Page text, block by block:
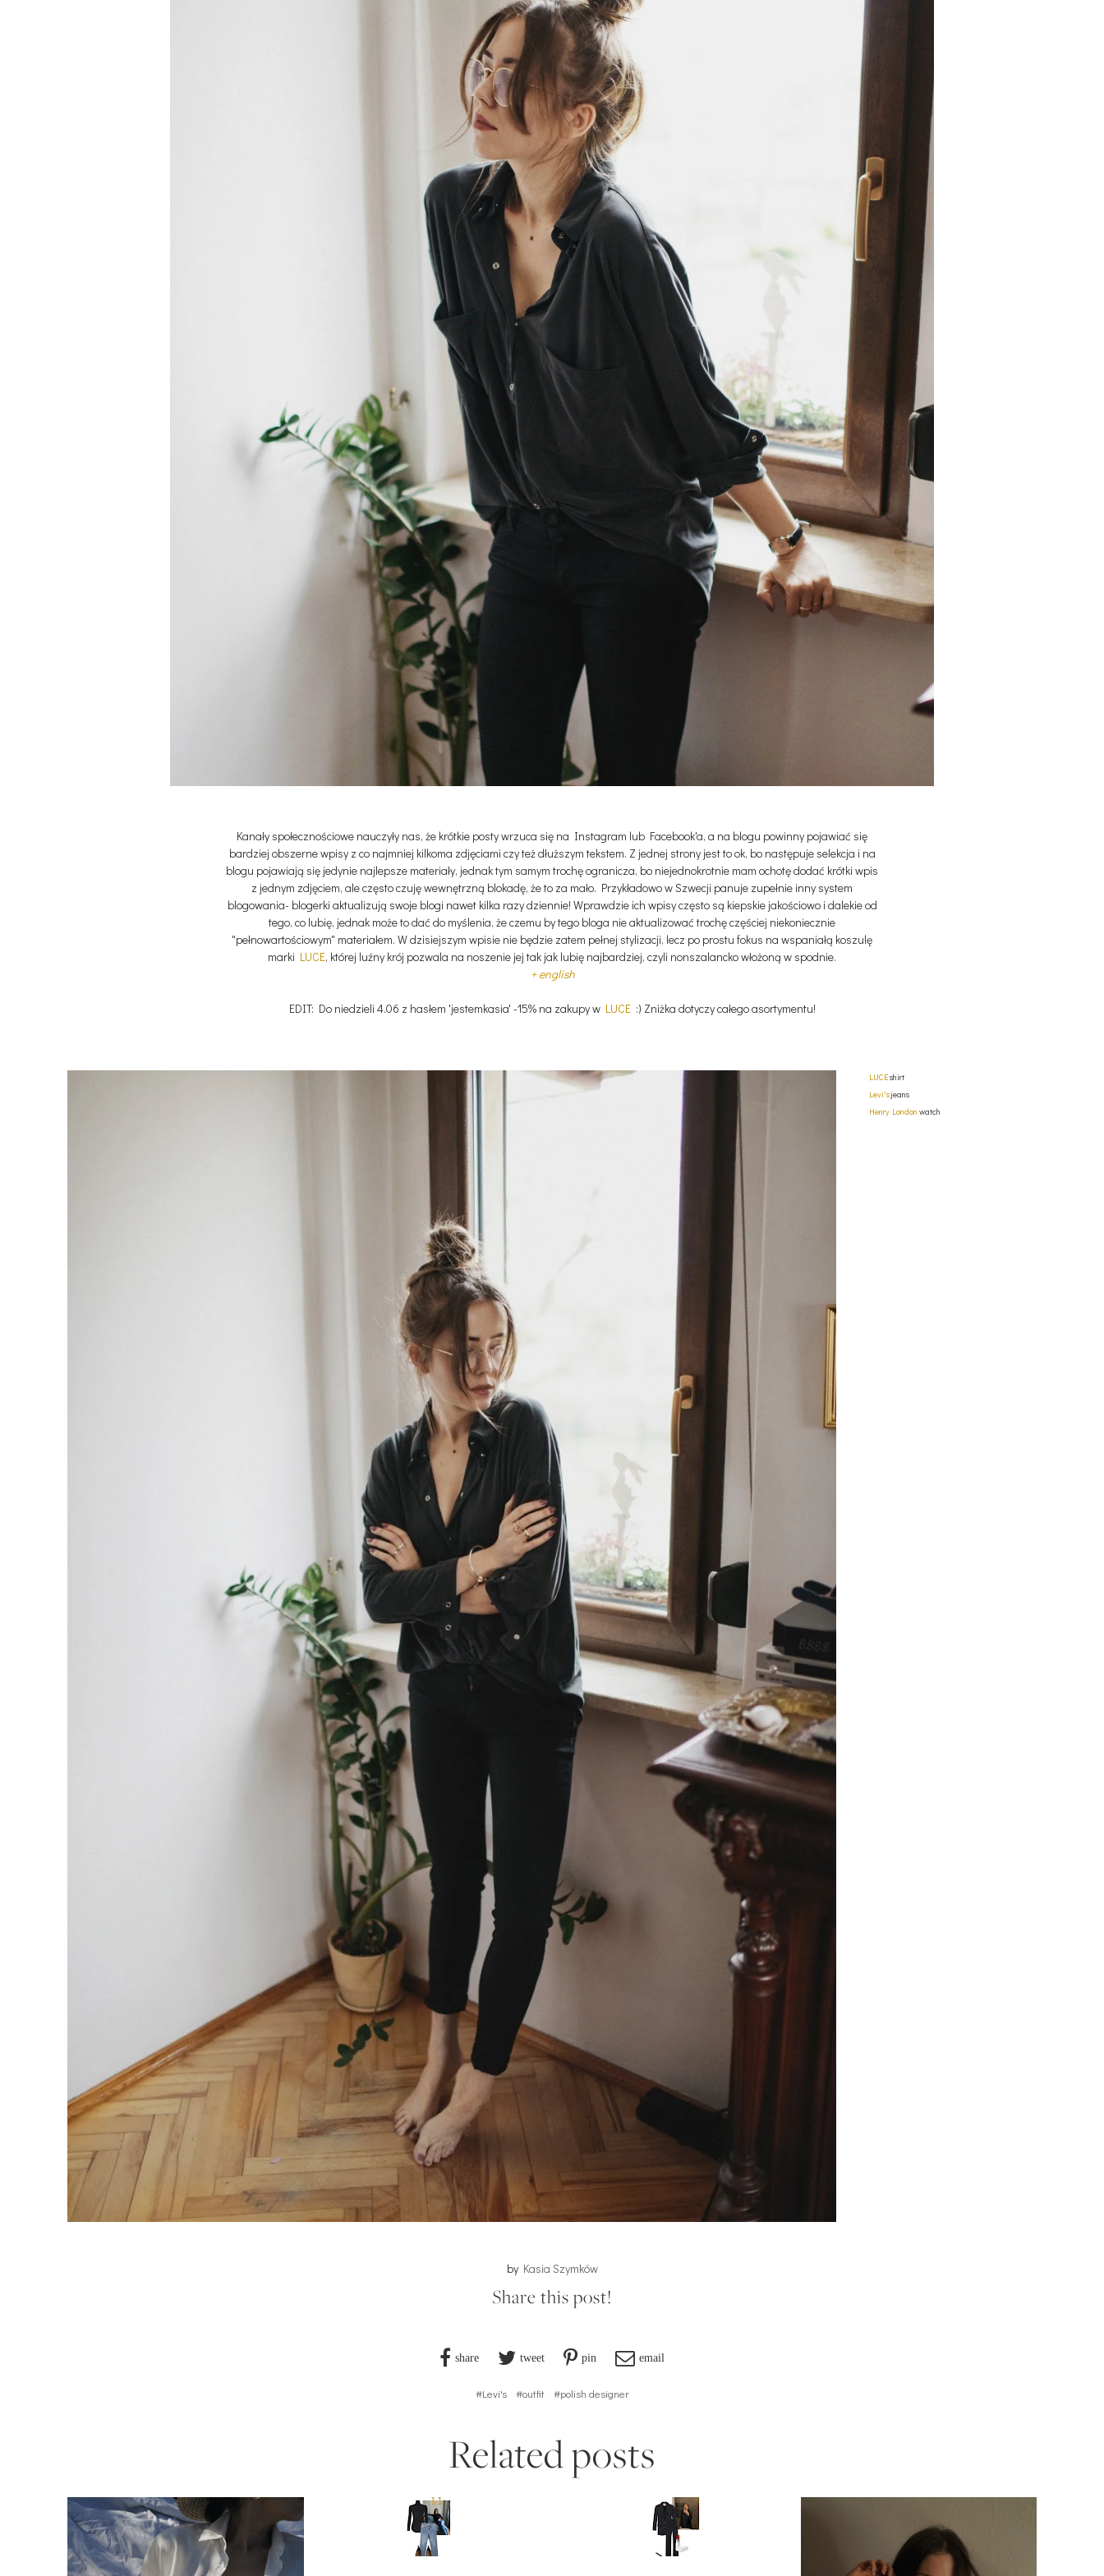
Kanały społecznościowe nauczyły nas, że krótkie posty wrzuca się na Instagram lub Facebook'a, a na blogu powinny pojawiać się
bardziej obszerne wpisy z co najmniej kilkoma zdjęciami czy też dłuższym tekstem. Z jednej strony jest to ok, bo następuje selekcja i na
blogu pojawiają się jedynie najlepsze materiały, jednak tym samym trochę ogranicza, bo niejednokrotnie mam ochotę dodać krótki wpis
z jednym zdjęciem, ale często czuję wewnętrzną blokadę, że to za mało. Przykładowo w Szwecji panuje zupełnie inny system
blogowania- blogerki aktualizują swoje blogi nawet kilka razy dziennie! Wprawdzie ich wpisy często są kiepskie jakościowo i dalekie od
tego, co lubię, jednak może to dać do myślenia, że czemu by tego bloga nie aktualizować trochę częściej niekoniecznie
"pełnowartościowym" materiałem. W dzisiejszym wpisie nie będzie zatem pełnej stylizacji, lecz po prostu fokus na wspaniałą koszulę
marki LUCE, której luźny krój pozwala na noszenie jej tak jak lubię najbardziej, czyli nonszalancko włożoną w spodnie.
+ english
EDIT: Do niedzieli 4.06 z hasłem 'jestemkasia' -15% na zakupy w LUCE:) Zniżka dotyczy całego asortymentu!
LUCEshirt
Levi'sjeans
Henry London watch
by Kasia Szymków
Share this post!
share tweet pin email
#Levi's #outfit #polish designer
Related posts